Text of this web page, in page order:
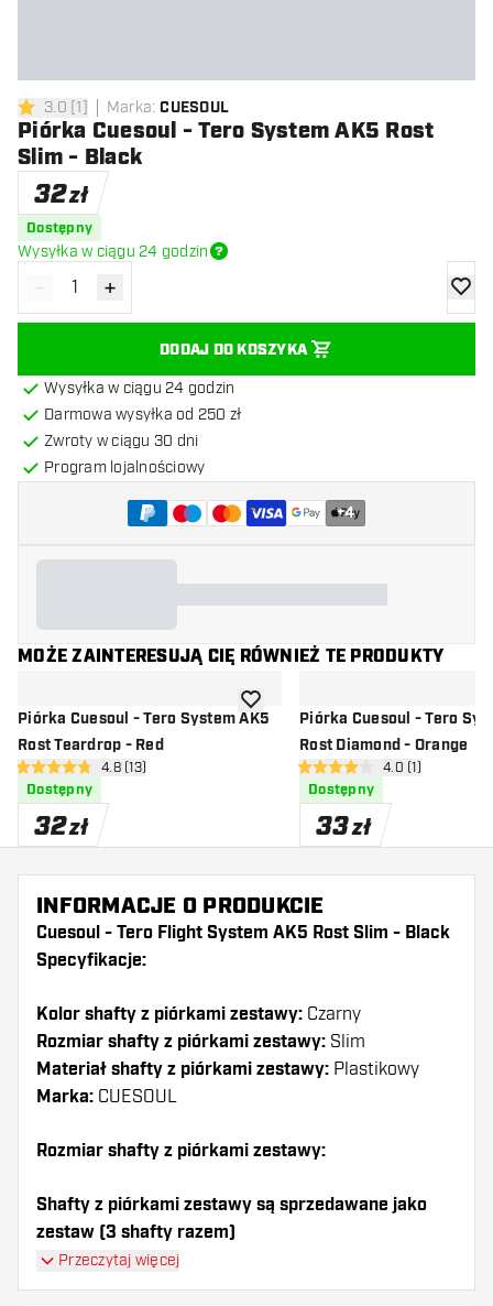
3 gwiazdki oceny
3.0 [1] Marka: CUESOUL
Piórka Cuesoul - Tero System AK5 Rost
Slim - Black
32zł
Dostępny
Wysyłka w ciągu 24 godzin
Zmniejsz ilość
- Zwiększ ilość
+
DODAJ DO KOSZYKA
Wysyłka w ciągu 24 godzin
Darmowa wysyłka od 250 zł
Zwroty w ciągu 30 dni
Program lojalnościowy
+4
MOŻE ZAINTERESUJĄ CIĘ RÓWNIEŻ TE PRODUKTY
Piórka Cuesoul - Tero System AK5
Rost Teardrop - Red
otwórz panel recenzji
4.8 gwiazdki oceny
4.8 (13)
Dostępny
32zł
dodaj do listy życzeń
Piórka Cuesoul - Tero System AK5
Rost Diamond - Orange
otwórz panel
4 gwiazdki oceny
4.0 (1)
Dostępny
33zł
INFORMACJE O PRODUKCIE
Cuesoul - Tero Flight System AK5 Rost Slim - Black
Specyfikacje:
Kolor shafty z piórkami zestawy: Czarny
Rozmiar shafty z piórkami zestawy: Slim
Materiał shafty z piórkami zestawy: Plastikowy
Marka: CUESOUL
Rozmiar shafty z piórkami zestawy:
Shafty z piórkami zestawy są sprzedawane jako
zestaw (3 shafty razem)
Dartshopper tip!
Przeczytaj więcej